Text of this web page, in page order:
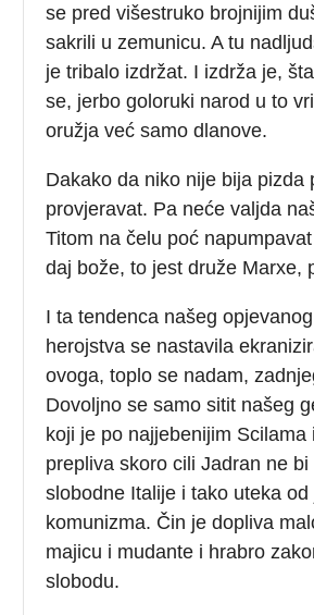
se pred višestruko brojnijim
sakrili u zemunicu. A tu
je tribalo izdržat. I izdrža je,
se, jerbo goloruki narod u to
oružja već samo dlanove.
Dakako da niko nije bija pizda
provjeravat. Pa neće valjda
Titom na čelu poć
daj bože, to jest druže Marxe,
I ta tendenca našeg
herojstva se nastavila
ovoga, toplo se nadam,
Dovoljno se samo sitit našeg
koji je po najjebenijim Scilama
prepliva skoro cili Jadran ne
slobodne Italije i tako uteka od
komunizma. Čin je dopliva
majicu i mudante i hrabro
slobodu.